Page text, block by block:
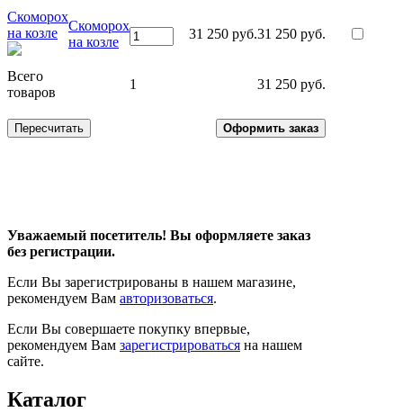
Скоморох
на козле
Скоморох
на козле
31 250 руб.31 250 руб.
Всего
товаров
1 31 250 руб.
Уважаемый посетитель! Вы оформляете заказ
без регистрации.
Если Вы зарегистрированы в нашем магазине,
рекомендуем Вам авторизоваться.
Если Вы совершаете покупку впервые,
рекомендуем Вам зарегистрироваться на нашем
сайте.
Каталог